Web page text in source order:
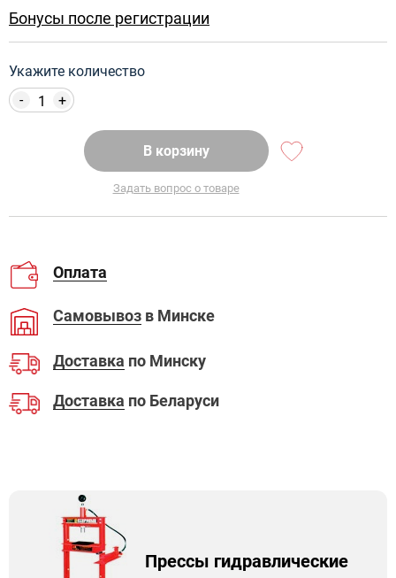
Бонусы после регистрации
Укажите количество
+
-
В корзину
Задать вопрос о товаре
Оплата
Самовывоз в Минске
Доставка по Минску
Доставка по Беларуси
Прессы гидравлические